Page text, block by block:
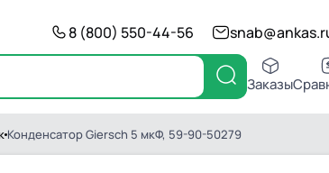
8 (800) 550-44-56
Заказы
Конденсатор Giersch 5 мкФ, 59-90-50279